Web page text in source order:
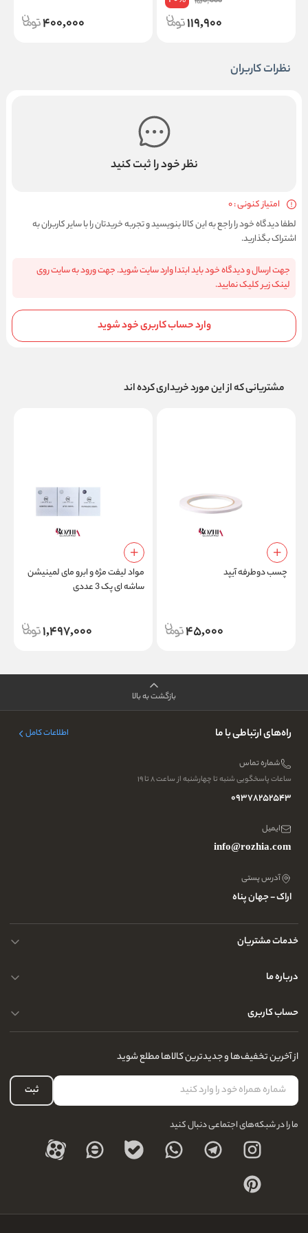
119,900
400,000
نظرات کاربران
نظر خود را ثبت کنید
امتیاز کنونی : 0
لطفا دیدگاه خود را راجع به این کالا بنویسید و تجربه خریدتان را با سایر کاربران به
اشتراک بگذارید.
جهت ارسال و دیدگاه خود باید ابتدا وارد سایت شوید. جهت ورود به سایت روی
لینک زیر کلیک نمایید.
وارد حساب کاربری خود شوید
مشتریانی که از این مورد خریداری کرده اند
چسب دوطرفه آیپد
45,000
مواد لیفت مژه و ابرو مای لمینیشن
ساشه ای پک 3 عددی
1,497,000
بازگشت به بالا
راه‌های ارتباطی با ما اطلاعات کامل
شماره تماس
ساعات پاسخگویی شنبه تا چهارشنبه از ساعت ۸ تا ۱۹
09378252543
ایمیل
info@rozhia.com
آدرس پستی
اراک - جهان پناه
خدمات مشتریان
حریم خصوصی کاربران
تماس با ما
درباره ما
سوالات متداول
آدرس فروشگاه
نحوه ارسال کالا
نحوه بازگشت کالا
درباره ما
حساب کاربری
لیست علاقه‌مندی
حساب کاربری
از آخرین تخفیف‌ها و جدیدترین کالاها مطلع شوید
ثبت
ما را در شبکه‌های اجتماعی دنبال کنید